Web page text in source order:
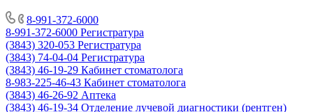
8-991-372-6000
8-991-372-6000 Регистратура
(3843) 320-053 Регистратура
(3843) 74-04-04 Регистратура
(3843) 46-19-29 Кабинет стоматолога
8-983-225-46-43 Кабинет стоматолога
(3843) 46-26-92 Аптека
(3843) 46-19-34 Отделение лучевой диагностики (рентген)